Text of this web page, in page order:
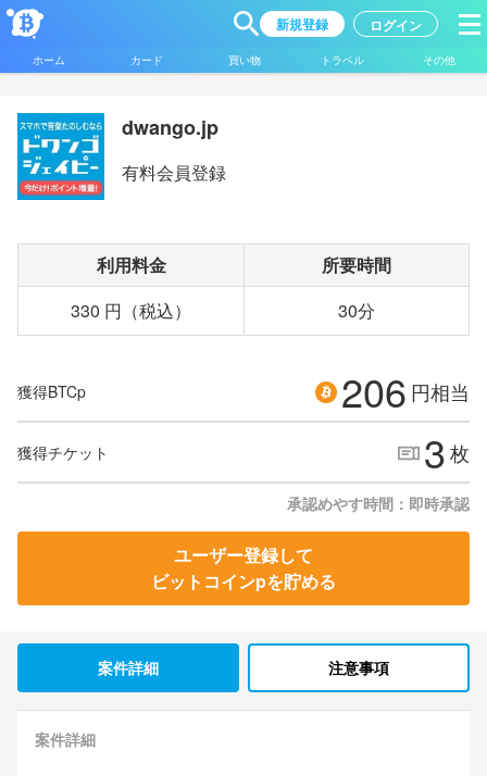
新規登録 ログイン
ホーム カード 買い物 トラベル その他
dwango.jp
有料会員登録
利用料金
所要時間
330 円（税込）
30分
獲得BTCp 206 円相当
獲得チケット 3枚
承認めやす時間：即時承認
ユーザー登録して
ビットコインpを貯める
案件詳細 注意事項
案件詳細